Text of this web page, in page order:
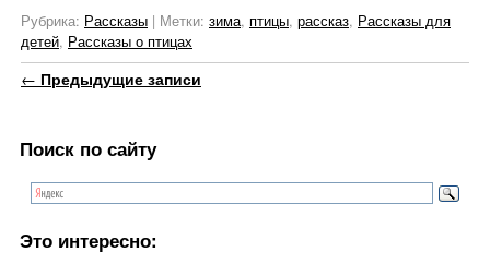
Рубрика: Рассказы | Метки: зима, птицы, рассказ, Рассказы для
детей, Рассказы о птицах
Навигация по записям
← Предыдущие записи
Поиск по сайту
Это интересно: